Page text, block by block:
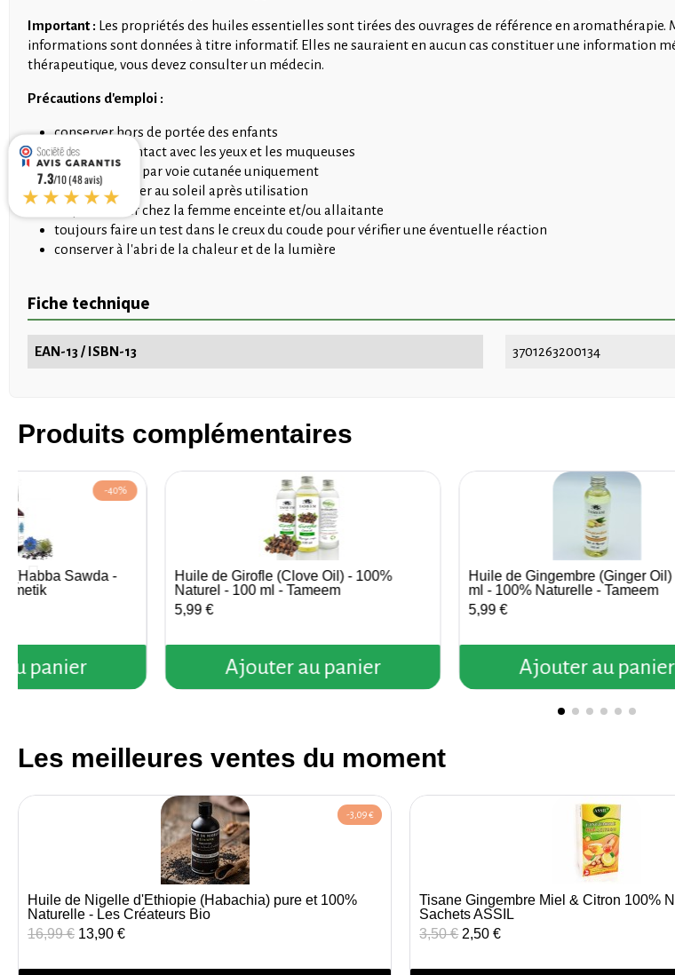
Important : Les propriétés des huiles essentielles sont tirées des ouvrages de référence en
informations sont données à titre informatif. Elles ne sauraient en aucun cas constituer une information
thérapeutique, vous devez consulter un médecin.
Précautions d'emploi :
conserver hors de portée des enfants
éviter tout contact avec les yeux et les muqueuses
usage externe par voie cutanée uniquement
ne pas s'exposer au soleil après utilisation
ne pas utiliser chez la femme enceinte et/ou allaitante
toujours faire un test dans le creux du coude pour vérifier une éventuelle réaction
conserver à l'abri de la chaleur et de la lumière
Fiche technique
EAN-13 / ISBN-13 3701263200134
Produits complémentaires
rapide
-40%
(Habba Sawda -
panier
Aperçu rapide
Huile de Girofle (Clove Oil) - 100%
Naturel - 100 ml - Tameem
5,99 €
Ajouter au panier
Aperçu rapide
Huile de Gingembre (Ginger Oil)
ml - 100% Naturelle - Tameem
5,99 €
Ajouter au panier
Les meilleures ventes du moment
Aperçu rapide
-3,09 €
Huile de Nigelle d'Éthiopie (Habachia) pure et 100%
Naturelle - Les Créateurs Bio
16,99 € 13,90 €
Aperçu rapide
Tisane Gingembre Miel & Citron 100%
Sachets ASSIL
3,50 € 2,50 €
7.3/10 (48 avis)
★★★★★